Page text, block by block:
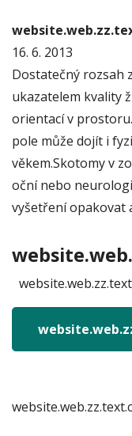
16. 6. 2013
Dostatečný rozsah
ukazatelem kvality
orientací v
pole může dojít i
věkem.Skotomy v
oční nebo
vyšetření opakovat